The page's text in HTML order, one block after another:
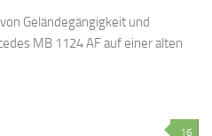
Geländegängigkeit und
MB 1124 AF auf einer alten
16